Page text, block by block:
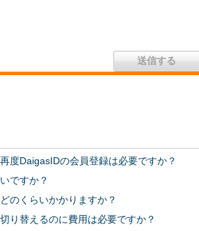
度DaigasIDの会員登録は必要ですか？
ですか？
のくらいかかりますか？
り替えるのに費用は必要ですか？